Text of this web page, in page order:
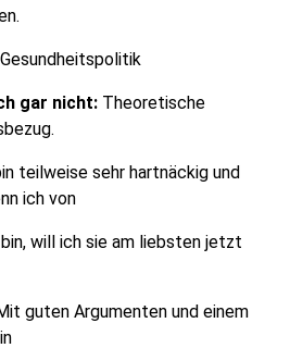
Gesundheitspolitik
gar nicht: Theoretische
teilweise sehr hartnäckig und
ich von
will ich sie am liebsten jetzt
guten Argumenten und einem